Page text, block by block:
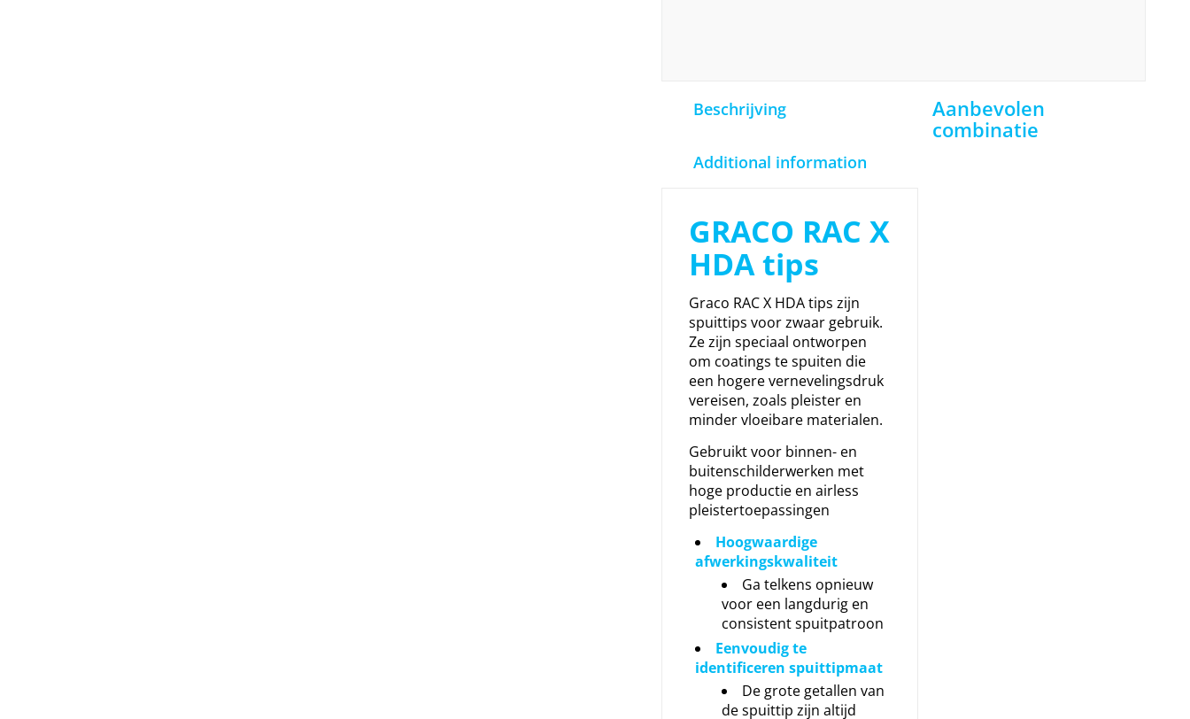
Beschrijving
Additional information
GRACO RAC X
HDA tips
Graco RAC X HDA tips zijn
spuittips voor zwaar gebruik.
Ze zijn speciaal ontworpen
om coatings te spuiten die
een hogere vernevelingsdruk
vereisen, zoals pleister en
minder vloeibare materialen.
Gebruikt voor binnen- en
buitenschilderwerken met
hoge productie en airless
pleistertoepassingen
Hoogwaardige
afwerkingskwaliteit
Ga telkens opnieuw
voor een langdurig en
consistent spuitpatroon
Eenvoudig te
identificeren spuittipmaat
De grote getallen van
de spuittip zijn altijd
Aanbevolen
combinatie